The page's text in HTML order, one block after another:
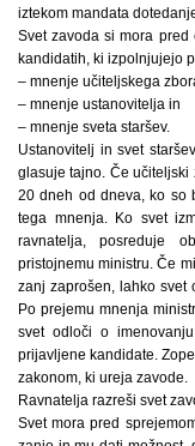
iztekom mandata
Svet zavoda si mora
kandidatih, ki izpolnjujejo
– mnenje učiteljskega
– mnenje ustanovitelja in
– mnenje sveta staršev.
Ustanovitelj in svet
glasuje tajno. Če učiteljski
20 dneh od dneva, ko so
tega mnenja. Ko svet
ravnatelja, posreduje
pristojnemu ministru. Če
zanj zaprošen, lahko svet
Po prejemu mnenja
svet odloči o
prijavljene kandidate.
zakonom, ki ureja zavode.
Ravnatelja razreši svet
Svet mora pred